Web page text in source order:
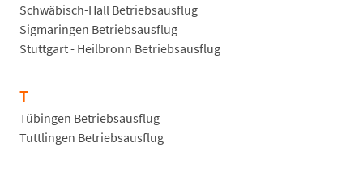
Schwäbisch-Hall Betriebsausflug
Sigmaringen Betriebsausflug
Stuttgart - Heilbronn Betriebsausflug
T
Tübingen Betriebsausflug
Tuttlingen Betriebsausflug